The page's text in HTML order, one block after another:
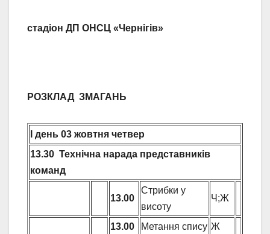
стадіон ДП ОНСЦ «Чернігів»
РОЗКЛАД ЗМАГАНЬ
І день 03 жовтня четвер
13.30 Технічна нарада представників
команд
13.00
Стрибки у
висоту
Ч;Ж
13.00 Метання спису Ж